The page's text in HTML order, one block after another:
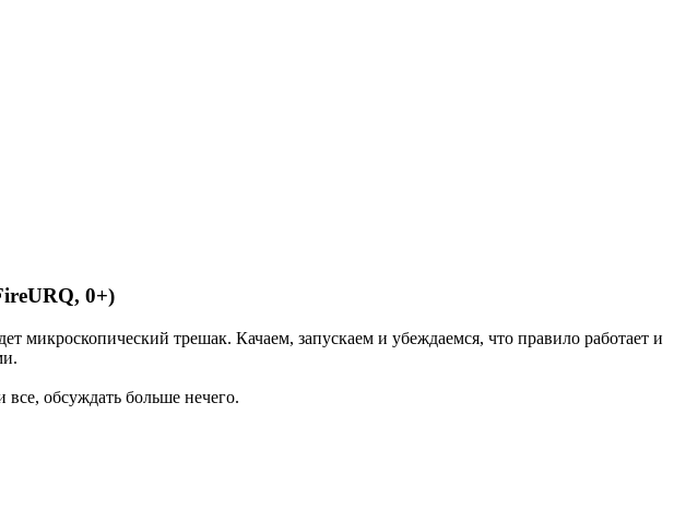
0+)
микроскопический трешак. Качаем, запускаем и убеждаемся, что правило работает и
все, обсуждать больше нечего.